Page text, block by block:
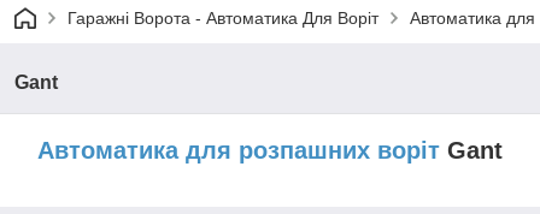
Гаражні Ворота - Автоматика Для Воріт Автоматика для
Gant
Автоматика для розпашних воріт Gant